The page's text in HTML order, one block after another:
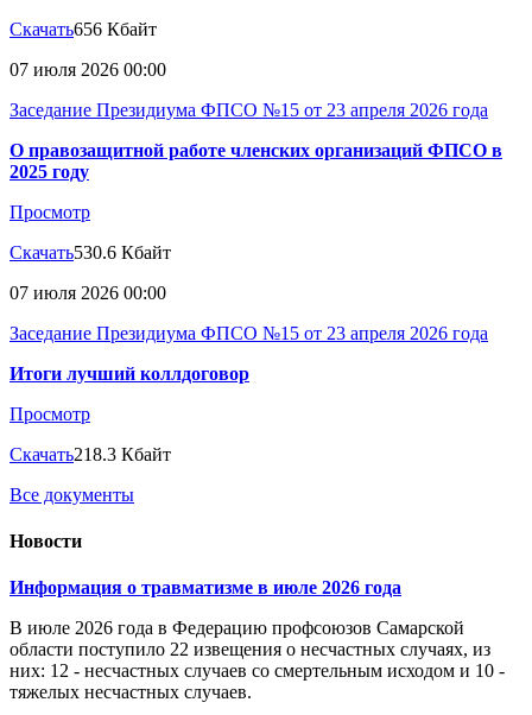
Скачать656 Кбайт
07 июля 2026 00:00
Заседание Президиума ФПСО №15 от 23 апреля 2026 года
О правозащитной работе членских организаций ФПСО в
2025 году
Просмотр
Скачать530.6 Кбайт
07 июля 2026 00:00
Заседание Президиума ФПСО №15 от 23 апреля 2026 года
Итоги лучший коллдоговор
Просмотр
Скачать218.3 Кбайт
Все документы
Новости
Информация о травматизме в июле 2026 года
В июле 2026 года в Федерацию профсоюзов Самарской
области поступило 22 извещения о несчастных случаях, из
них: 12 - несчастных случаев со смертельным исходом и 10 -
тяжелых несчастных случаев.